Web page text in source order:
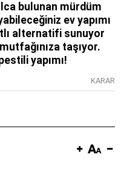
bulunan mürdüm
ev yapımı
alternatifi sunuyor
taşıyor.
yapımı!
KARAR